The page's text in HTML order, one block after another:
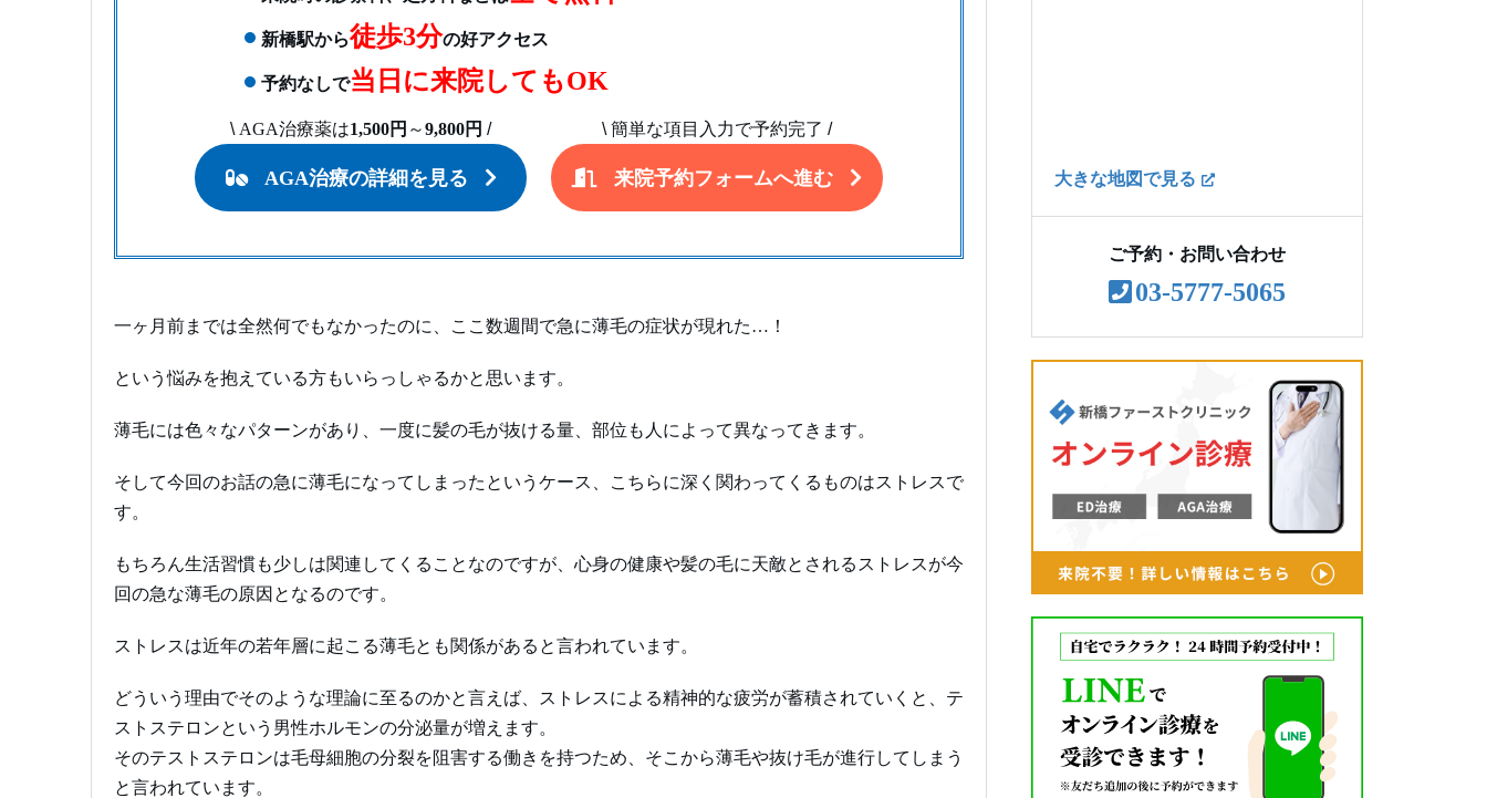
新橋駅から徒歩3分の好アクセス
予約なしで当日に来院してもOK
\ AGA治療薬は1,500円 ～9,800円 /
AGA治療の詳細を見る
\ 簡単な項目入力で予約完了 /
来院予約フォームへ進む
一ヶ月前までは全然何でもなかったのに、ここ数週間で急に薄毛の症状が現れた…！
という悩みを抱えている方もいらっしゃるかと思います。
薄毛には色々なパターンがあり、一度に髪の毛が抜ける量、部位も人によって異なってきます。
そして今回のお話の急に薄毛になってしまったというケース、こちらに深く関わってくるものはストレスで
す。
もちろん生活習慣も少しは関連してくることなのですが、心身の健康や髪の毛に天敵とされるストレスが今
回の急な薄毛の原因となるのです。
ストレスは近年の若年層に起こる薄毛とも関係があると言われています。
どういう理由でそのような理論に至るのかと言えば、ストレスによる精神的な疲労が蓄積されていくと、テ
ストステロンという男性ホルモンの分泌量が増えます。
そのテストステロンは毛母細胞の分裂を阻害する働きを持つため、そこから薄毛や抜け毛が進行してしまう
と言われています。
大きな地図で見る
ご予約・お問い合わせ
03-5777-5065